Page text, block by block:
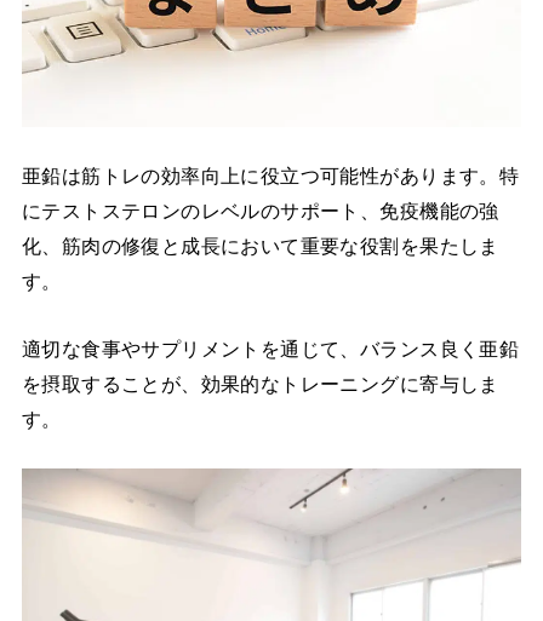
亜鉛は筋トレの効率向上に役立つ可能性があります。特
にテストステロンのレベルのサポート、免疫機能の強
化、筋肉の修復と成長において重要な役割を果たしま
す。
適切な食事やサプリメントを通じて、バランス良く亜鉛
を摂取することが、効果的なトレーニングに寄与しま
す。